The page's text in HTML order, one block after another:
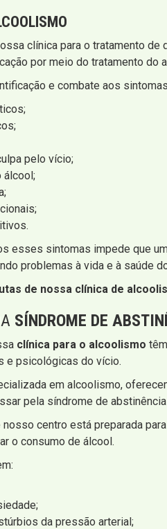
clínica para o tratamento
por meio do tratamento
e combate aos
pelo vício;
álcool;
esses sintomas impede que
problemas à vida e à saúde
de nossa clínica de
SÍNDROME DE
clínica para o alcoolismo
e psicológicas do vício.
em alcoolismo,
pela síndrome de
centro está preparada
o consumo de álcool.
da pressão arterial;